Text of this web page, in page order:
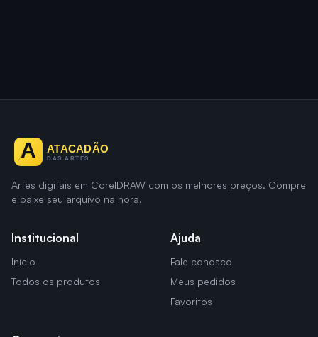
Artes digitais em CorelDRAW com os melhores preços. Compre
e baixe seu arquivo na hora.
Institucional
Início
Todos os produtos
Ajuda
Fale conosco
Meus pedidos
Favoritos